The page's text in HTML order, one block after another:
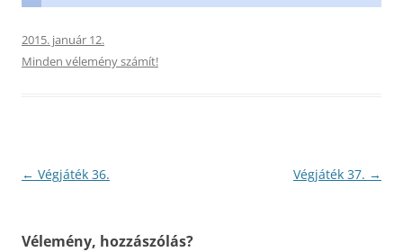
2015. január 12.
Minden vélemény számít!
Bejegyzés
← Végjáték 36. Végjáték 37. →
Vélemény, hozzászólás?